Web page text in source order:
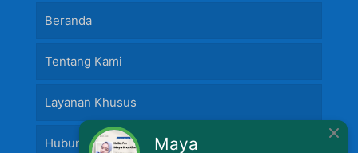
Beranda
Tentang Kami
Layanan Khusus
Hubungi Kami Maya